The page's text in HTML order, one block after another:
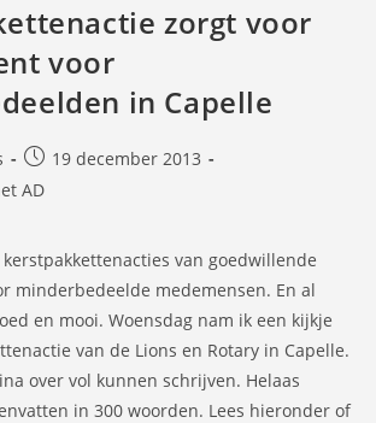
zorgt voor
voor
in Capelle
Bericht
gepubliceerd
19 december 2013
AD
kerstpakkettenacties van goedwillende
minderbedeelde medemensen. En al
en mooi. Woensdag nam ik een kijkje
van de Lions en Rotary in Capelle.
over vol kunnen schrijven. Helaas
in 300 woorden. Lees hieronder of